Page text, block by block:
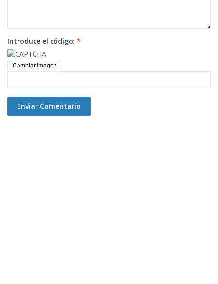
Introduce el código: *
Cambiar imagen
Enviar Comentario